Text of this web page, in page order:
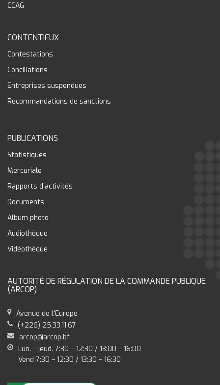
CCAG
CONTENTIEUX
Contestations
Conciliations
Entreprises suspendues
Recommandations de sanctions
PUBLICATIONS
Statistiques
Mercuriale
Rapports d’activités
Documents
Album photo
Audiothèque
Vidéothèque
AUTORITÉ DE RÉGULATION DE LA COMMANDE PUBLIQUE
(ARCOP)
Avenue de l'Europe
(+226) 25.33.11.67
arcop@arcop.bf
Lun. – jeud. 7:30 – 12:30 / 13:00 – 16:00
Vend 7:30 – 12:30 / 13:30 – 16:30